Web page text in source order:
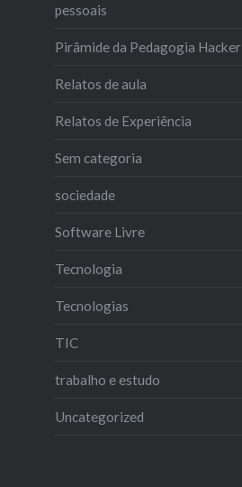
pessoais
Pirâmide da Pedagogia Hacker
Relatos de aula
Relatos de Experiência
Sem categoria
sociedade
Software Livre
Tecnologia
Tecnologias
TIC
trabalho e estudo
Uncategorized